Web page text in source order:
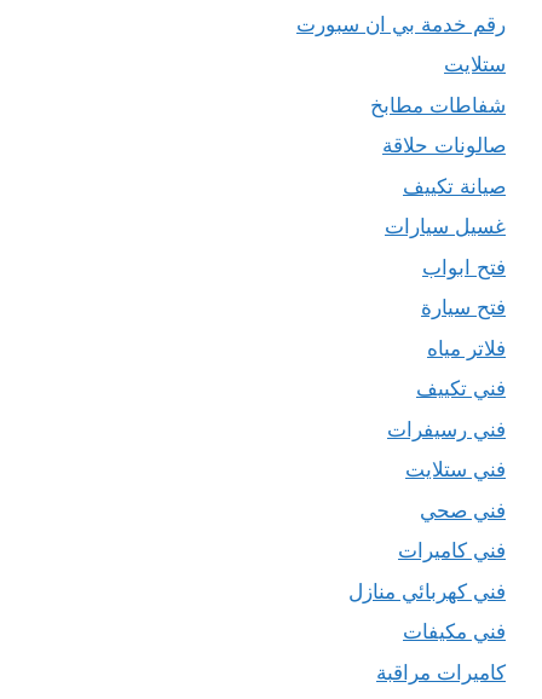
رقم خدمة بي ان سبورت
ستلايت
شفاطات مطابخ
صالونات حلاقة
صيانة تكييف
غسيل سيارات
فتح ابواب
فتح سيارة
فلاتر مياه
فني تكييف
فني رسيفرات
فني ستلايت
فني صحي
فني كاميرات
فني كهربائي منازل
فني مكيفات
كاميرات مراقبة